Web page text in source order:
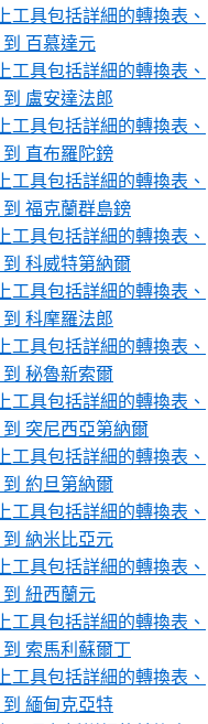
工具包括詳細的轉換表、
百慕達元
工具包括詳細的轉換表、
盧安達法郎
工具包括詳細的轉換表、
直布羅陀鎊
工具包括詳細的轉換表、
福克蘭群島鎊
工具包括詳細的轉換表、
科威特第納爾
工具包括詳細的轉換表、
科摩羅法郎
工具包括詳細的轉換表、
秘魯新索爾
工具包括詳細的轉換表、
突尼西亞第納爾
工具包括詳細的轉換表、
約旦第納爾
工具包括詳細的轉換表、
納米比亞元
工具包括詳細的轉換表、
紐西蘭元
工具包括詳細的轉換表、
索馬利蘇爾丁
工具包括詳細的轉換表、
緬甸克亞特